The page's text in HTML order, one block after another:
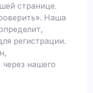
странице.
Наша
регистрации.
через нашего